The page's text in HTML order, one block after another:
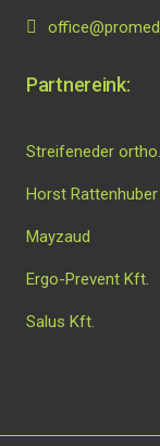
Partnereink:
Streifeneder
Horst Rattenhuber
Mayzaud
Ergo-Prevent Kft.
Salus Kft.